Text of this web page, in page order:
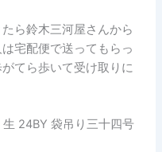
ら鈴木三河屋さんから
宅配便で送ってもらっ
てら歩いて受け取りに
24BY 袋吊り三十四号